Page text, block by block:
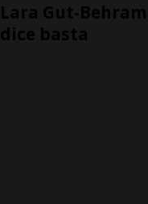
Lara Gut-
dice basta